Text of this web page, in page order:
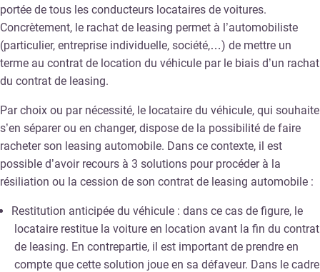
portée de tous les conducteurs locataires de voitures.
Concrètement, le rachat de leasing permet à l’automobiliste
(particulier, entreprise individuelle, société,…) de mettre un
terme au contrat de location du véhicule par le biais d’un rachat
du contrat de leasing.
Par choix ou par nécessité, le locataire du véhicule, qui souhaite
s’en séparer ou en changer, dispose de la possibilité de faire
racheter son leasing automobile. Dans ce contexte, il est
possible d’avoir recours à 3 solutions pour procéder à la
résiliation ou la cession de son contrat de leasing automobile :
Restitution anticipée du véhicule : dans ce cas de figure, le
locataire restitue la voiture en location avant la fin du contrat
de leasing. En contrepartie, il est important de prendre en
compte que cette solution joue en sa défaveur. Dans le cadre